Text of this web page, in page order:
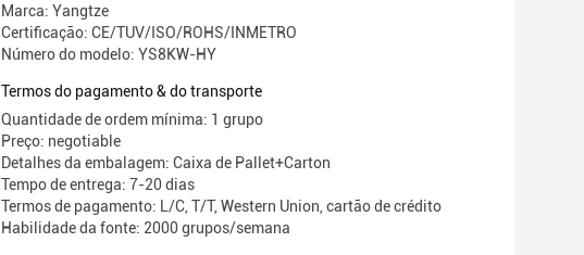
Marca: Yangtze
Certificação: CE/TUV/ISO/ROHS/INMETRO
Número do modelo: YS8KW-HY
Termos do pagamento & do transporte
Quantidade de ordem mínima: 1 grupo
Preço: negotiable
Detalhes da embalagem: Caixa de Pallet+Carton
Tempo de entrega: 7-20 dias
Termos de pagamento: L/C, T/T, Western Union, cartão de crédito
Habilidade da fonte: 2000 grupos/semana